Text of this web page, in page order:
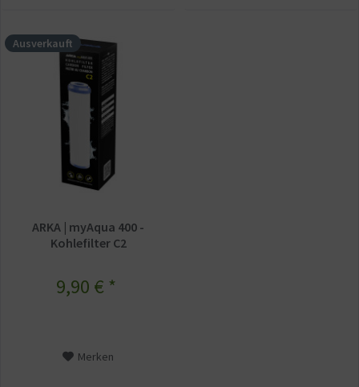
Ausverkauft
ARKA | myAqua 400 -
Kohlefilter C2
9,90 € *
Merken